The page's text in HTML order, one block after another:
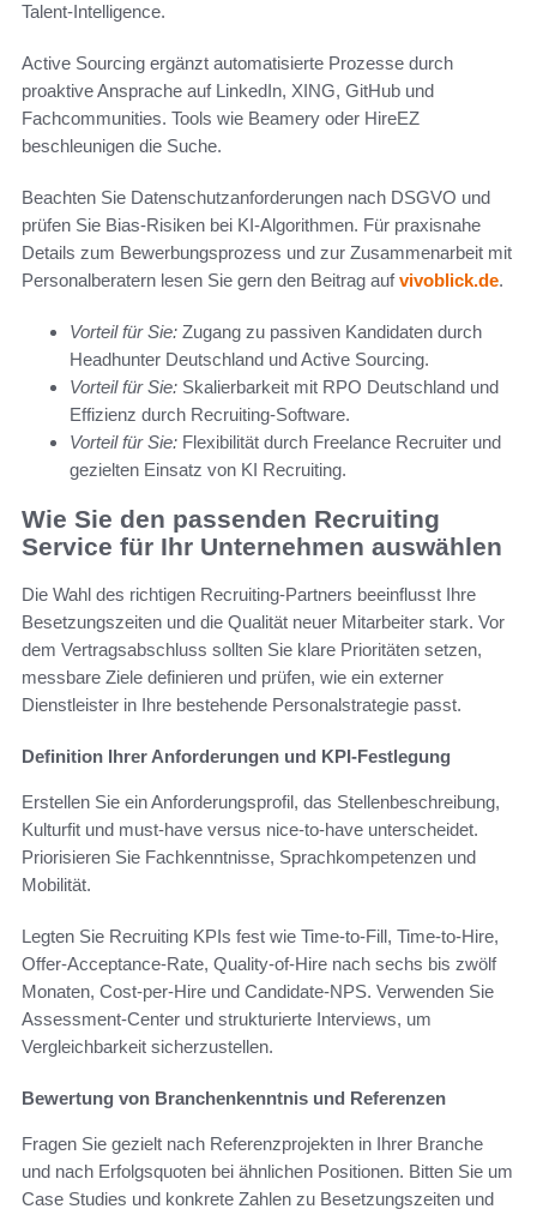
Talent-Intelligence.
Active Sourcing ergänzt automatisierte Prozesse durch
proaktive Ansprache auf LinkedIn, XING, GitHub und
Fachcommunities. Tools wie Beamery oder HireEZ
beschleunigen die Suche.
Beachten Sie Datenschutzanforderungen nach DSGVO und
prüfen Sie Bias-Risiken bei KI-Algorithmen. Für praxisnahe
Details zum Bewerbungsprozess und zur Zusammenarbeit mit
Personalberatern lesen Sie gern den Beitrag aufvivoblick.de.
Vorteil für Sie: Zugang zu passiven Kandidaten durch
Headhunter Deutschland und Active Sourcing.
Vorteil für Sie: Skalierbarkeit mit RPO Deutschland und
Effizienz durch Recruiting-Software.
Vorteil für Sie: Flexibilität durch Freelance Recruiter und
gezielten Einsatz von KI Recruiting.
Wie Sie den passenden Recruiting
Service für Ihr Unternehmen auswählen
Die Wahl des richtigen Recruiting-Partners beeinflusst Ihre
Besetzungszeiten und die Qualität neuer Mitarbeiter stark. Vor
dem Vertragsabschluss sollten Sie klare Prioritäten setzen,
messbare Ziele definieren und prüfen, wie ein externer
Dienstleister in Ihre bestehende Personalstrategie passt.
Definition Ihrer Anforderungen und KPI-Festlegung
Erstellen Sie ein Anforderungsprofil, das Stellenbeschreibung,
Kulturfit und must-have versus nice-to-have unterscheidet.
Priorisieren Sie Fachkenntnisse, Sprachkompetenzen und
Mobilität.
Legten Sie Recruiting KPIs fest wie Time-to-Fill, Time-to-Hire,
Offer-Acceptance-Rate, Quality-of-Hire nach sechs bis zwölf
Monaten, Cost-per-Hire und Candidate-NPS. Verwenden Sie
Assessment-Center und strukturierte Interviews, um
Vergleichbarkeit sicherzustellen.
Bewertung von Branchenkenntnis und Referenzen
Fragen Sie gezielt nach Referenzprojekten in Ihrer Branche
und nach Erfolgsquoten bei ähnlichen Positionen. Bitten Sie um
Case Studies und konkrete Zahlen zu Besetzungszeiten und